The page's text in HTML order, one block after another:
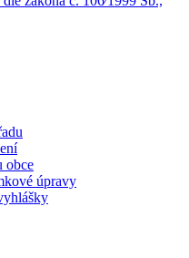
obce
úpravy